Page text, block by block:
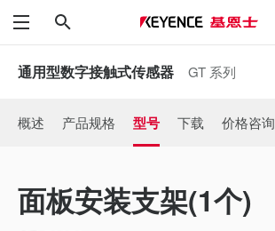
菜单
通用型数字接触式传感器 GT 系列
概述 产品规格 型号 下载 价格咨询
面板安装支架(1个)